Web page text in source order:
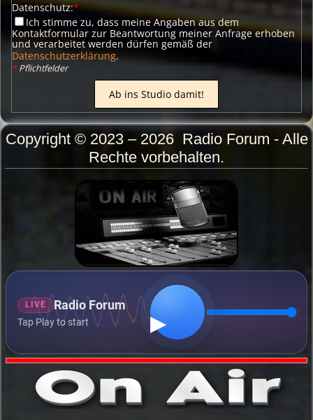
Datenschutz:*
Ich stimme zu, dass meine Angaben aus dem
Kontaktformular zur Beantwortung meiner Anfrage erhoben
und verarbeitet werden dürfen gemäß der
Datenschutzerklärung.
*Pflichtfelder
Ab ins Studio damit!
Copyright © 2023 – 2026 Radio Forum - Alle
Rechte vorbehalten.
LIVE Radio Forum
Tap Play to start